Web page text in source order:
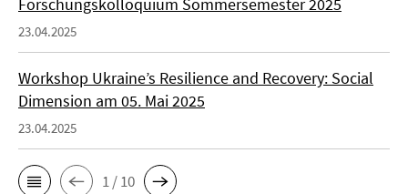
Forschungskolloquium Sommersemester 2025
23.04.2025
Workshop Ukraine’s Resilience and Recovery: Social
Dimension am 05. Mai 2025
23.04.2025
1 / 10